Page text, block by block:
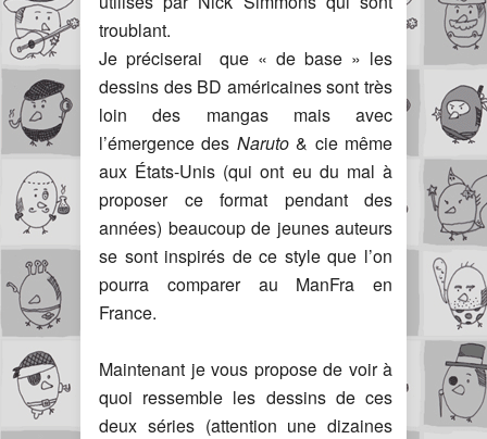
troublant.
Je préciserai que « de base » les
dessins des BD américaines sont très
loin des mangas mais avec
l’émergence des Naruto& cie même
aux États-Unis (qui ont eu du mal à
proposer ce format pendant des
années) beaucoup de jeunes auteurs
se sont inspirés de ce style que l’on
pourra comparer au ManFra en
France.
Maintenant je vous propose de voir à
quoi ressemble les dessins de ces
deux séries (attention une dizaines